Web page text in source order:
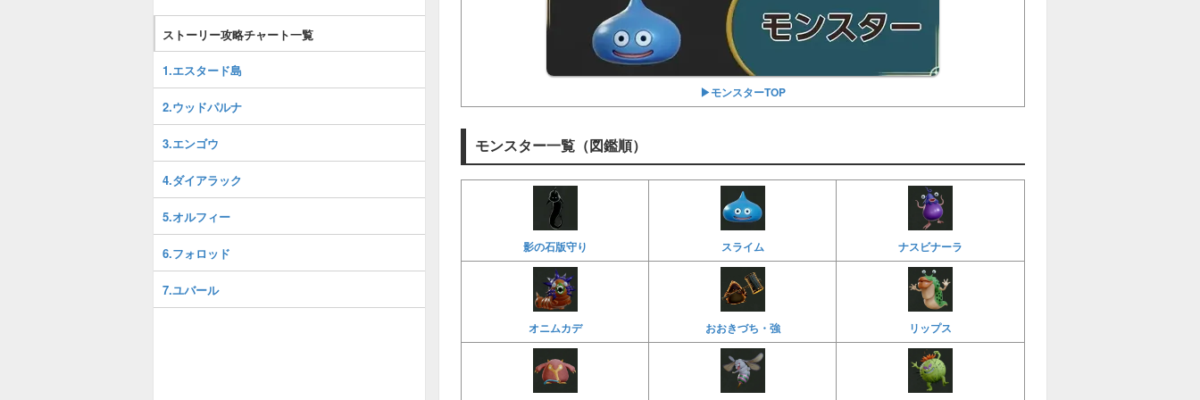
▶︎モンスターTOP
モンスター一覧（図鑑順）
影の石版守り スライム ナスビナーラ
オニムカデ おおきづち・強 リップス
ストーリー攻略チャート一覧
1.エスタード島
2.ウッドパルナ
3.エンゴウ
4.ダイアラック
5.オルフィー
6.フォロッド
7.ユバール